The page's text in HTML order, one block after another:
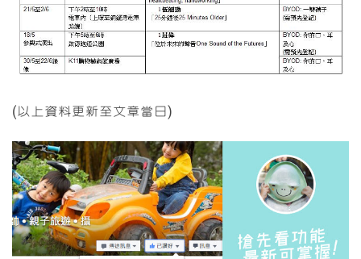
(以上資料更新至文章當日)